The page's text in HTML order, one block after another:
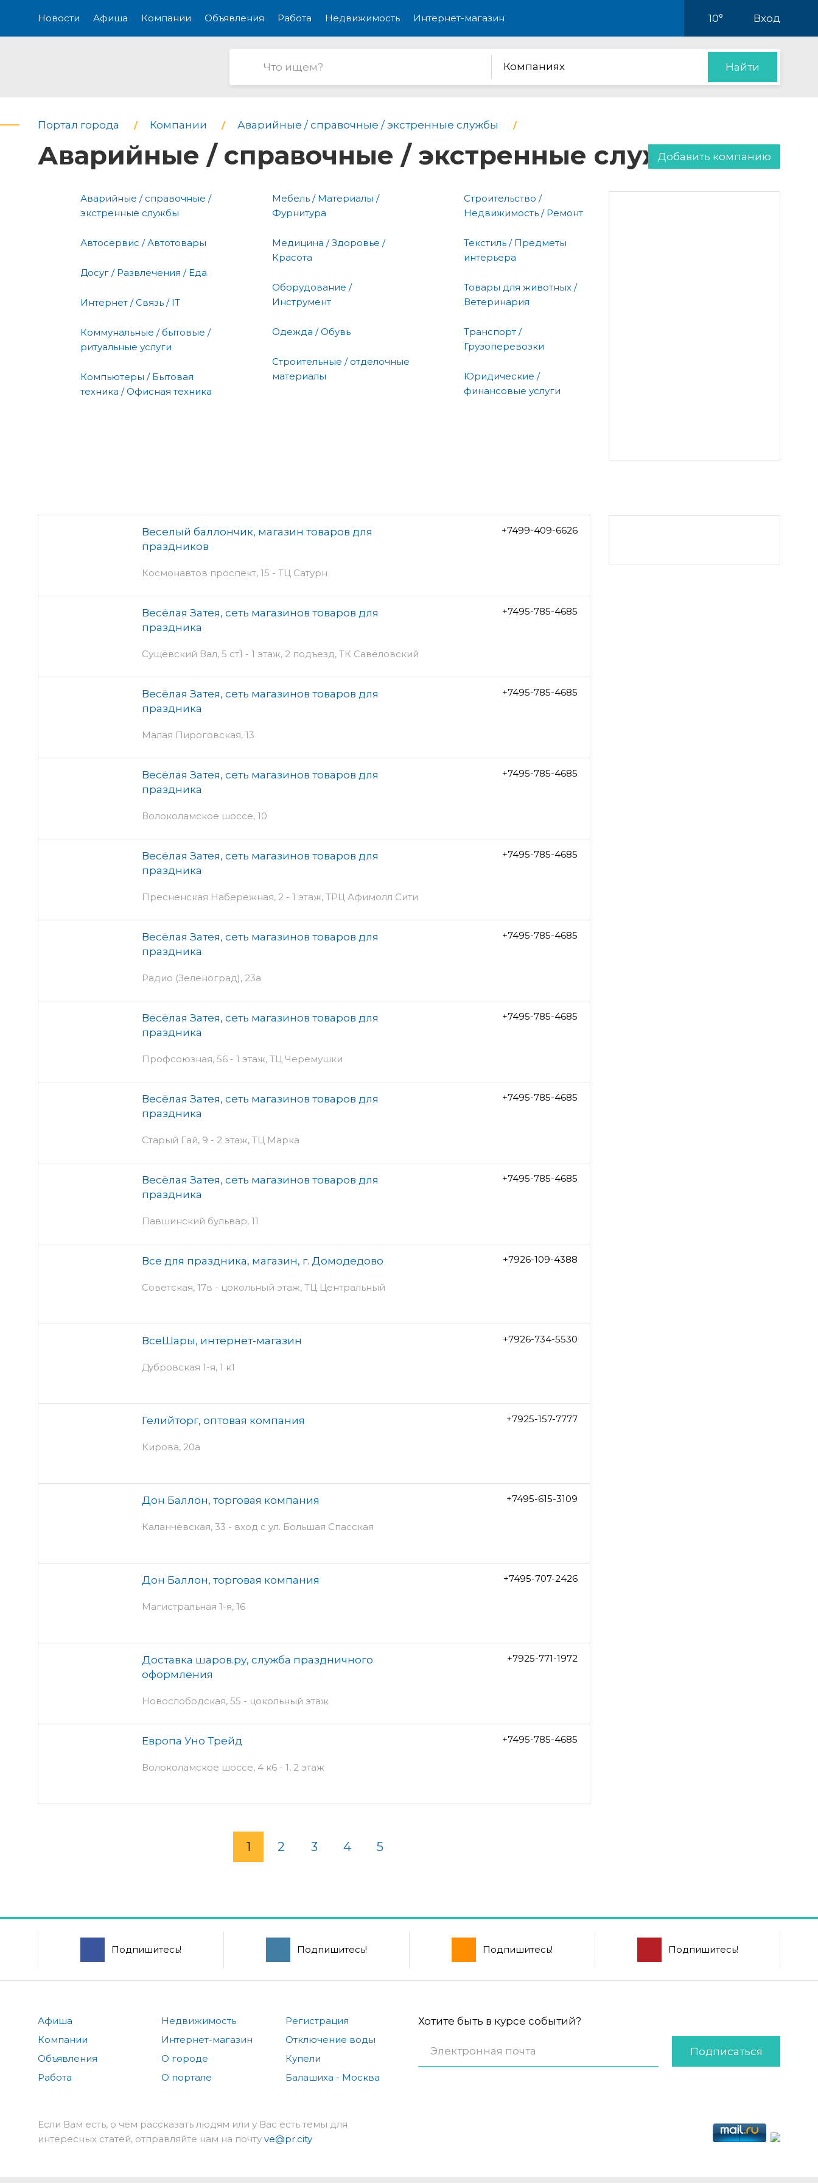
Новости Афиша Компании Объявления Работа Недвижимость Интернет-магазин 10° Вход
Компаниях Найти
Портал города Компании Аварийные / справочные / экстренные службы
Аварийные / справочные / экстренные службыДобавить компанию
Аварийные / справочные /
экстренные службы
Автосервис / Автотовары
Досуг / Развлечения / Еда
Интернет / Связь / IT
Коммунальные / бытовые /
ритуальные услуги
Компьютеры / Бытовая
техника / Офисная техника
Мебель / Материалы /
Фурнитура
Медицина / Здоровье /
Красота
Оборудование /
Инструмент
Одежда / Обувь
Строительные / отделочные
материалы
Строительство /
Недвижимость / Ремонт
Текстиль / Предметы
интерьера
Товары для животных /
Ветеринария
Транспорт /
Грузоперевозки
Юридические /
финансовые услуги
Веселый баллончик, магазин товаров для
праздников
Космонавтов проспект, 15 - ТЦ Сатурн
+7499-409-6626
Весёлая Затея, сеть магазинов товаров для
праздника
Сущёвский Вал, 5 ст1 - 1 этаж, 2 подъезд, ТК Савёловский
+7495-785-4685
Весёлая Затея, сеть магазинов товаров для
праздника
Малая Пироговская, 13
+7495-785-4685
Весёлая Затея, сеть магазинов товаров для
праздника
Волоколамское шоссе, 10
+7495-785-4685
Весёлая Затея, сеть магазинов товаров для
праздника
Пресненская Набережная, 2 - 1 этаж, ТРЦ Афимолл Сити
+7495-785-4685
Весёлая Затея, сеть магазинов товаров для
праздника
Радио (Зеленоград), 23а
+7495-785-4685
Весёлая Затея, сеть магазинов товаров для
праздника
Профсоюзная, 56 - 1 этаж, ТЦ Черемушки
+7495-785-4685
Весёлая Затея, сеть магазинов товаров для
праздника
Старый Гай, 9 - 2 этаж, ТЦ Марка
+7495-785-4685
Весёлая Затея, сеть магазинов товаров для
праздника
Павшинский бульвар, 11
+7495-785-4685
Все для праздника, магазин, г. Домодедово
Советская, 17в - цокольный этаж, ТЦ Центральный
+7926-109-4388
ВсеШары, интернет-магазин
Дубровская 1-я, 1 к1
+7926-734-5530
Гелийторг, оптовая компания
Кирова, 20а
+7925-157-7777
Дон Баллон, торговая компания
Каланчёвская, 33 - вход с ул. Большая Спасская
+7495-615-3109
Дон Баллон, торговая компания
Магистральная 1-я, 16
+7495-707-2426
Доставка шаров.ру, служба праздничного
оформления
Новослободская, 55 - цокольный этаж
+7925-771-1972
Европа Уно Трейд
Волоколамское шоссе, 4 к6 - 1, 2 этаж
+7495-785-4685
1 2 3 4 5
Подпишитесь! Подпишитесь! Подпишитесь! Подпишитесь!
Афиша
Компании
Объявления
Работа
Недвижимость
Интернет-магазин
О городе
О портале
Регистрация
Отключение воды
Купели
Балашиха - Москва
Хотите быть в курсе событий?
Подписаться
Если Вам есть, о чем рассказать людям или у Вас есть темы для
интересных статей, отправляйте нам на почту ve@pr.city